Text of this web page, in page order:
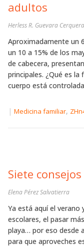
adultos
Herless R. Guevara Cerquera
Aproximadamente un
un 10 a 15% de los
de cabecera,
principales. ¿Qué es
cuerpo está
| Medicina familiar,
Siete
Elena Pérez Salvatierra
Ya está aquí el verano
escolares, el pasar
playa… por eso desde
para que aproveches